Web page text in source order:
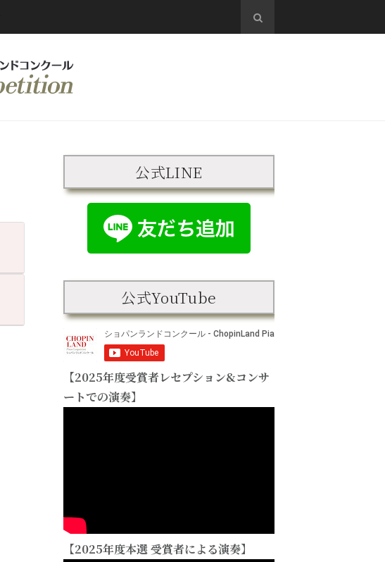
公式LINE
公式YouTube
【2025年度受賞者レセプション&コンサ
ートでの演奏】
【2025年度本選 受賞者による演奏】